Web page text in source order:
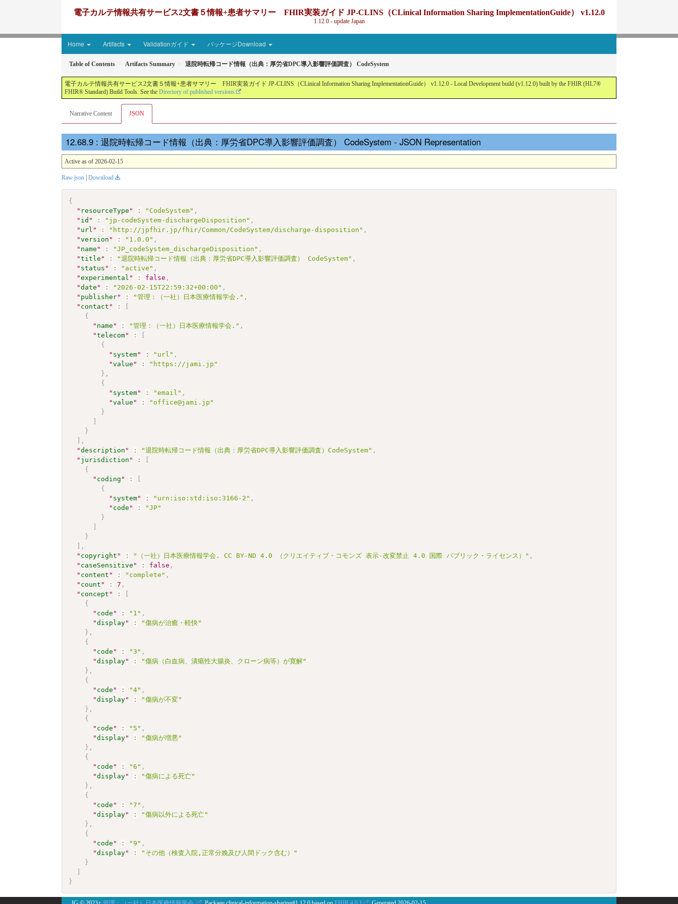
電子カルテ情報共有サービス2文書５情報+患者サマリー FHIR実装ガイド JP-CLINS（CLinical Information Sharing ImplementationGuide） v1.12.0
1.12.0 - update Japan
Home Artifacts Validationガイド パッケージDownload
Table of Contents Artifacts Summary 退院時転帰コード情報（出典：厚労省DPC導入影響評価調査） CodeSystem
電子カルテ情報共有サービス2文書５情報+患者サマリー FHIR実装ガイド JP-CLINS（CLinical Information Sharing ImplementationGuide） v1.12.0 - Local Development build (v1.12.0) built by the FHIR (HL7®
FHIR® Standard) Build Tools. See the Directory of published versions
Narrative Content JSON
: 退院時転帰コード情報（出典：厚労省DPC導入影響評価調査） CodeSystem - JSON Representation
Active as of 2026-02-15
Raw json | Download
{
" resourceType " : "CodeSystem" ,
" id " : "jp-codeSystem-dischargeDisposition" ,
" url " : "http://jpfhir.jp/fhir/Common/CodeSystem/discharge-disposition" ,
"version " : "1.0.0" ,
" name " : "JP_codeSystem_dischargeDisposition" ,
"title " : "退院時転帰コード情報（出典：厚労省DPC導入影響評価調査） CodeSystem" ,
" status " : "active" ,
"experimental " : false ,
"date " : "2026-02-15T22:59:32+00:00" ,
" publisher" : "管理：（一社）日本医療情報学会." ,
" contact " :
{
" name " : "管理：（一社）日本医療情報学会." ,
"telecom" :
{
" system" : "url" ,
"value " :
"https://jami.jp"
} ,
{
" system" : "email" ,
"value " :
"office@jami.jp"
}
}
,
"description " : "退院時転帰コード情報（出典：厚労省DPC導入影響評価調査）CodeSystem" ,
" jurisdiction " :
{
" coding " :
{
" system" : "urn:iso:std:iso:3166-2" ,
" code " :
"JP"
}
}
,
" copyright " : "（一社）日本医療情報学会. CC BY-ND 4.0 （クリエイティブ・コモンズ 表示-改変禁止 4.0 国際 パブリック・ライセンス）" ,
" caseSensitive " : false ,
" content " : "complete" ,
" count " : 7 ,
" concept " :
{
" code " : "1" ,
"display" :
"傷病が治癒・軽快"
} ,
{
" code " : "3" ,
"display" :
"傷病（白血病、潰瘍性大腸炎、クローン病等）が寛解"
} ,
{
" code " : "4" ,
"display" :
"傷病が不変"
} ,
{
" code " : "5" ,
"display" :
"傷病が増悪"
} ,
{
" code " : "6" ,
"display" :
"傷病による死亡"
} ,
{
" code " : "7" ,
"display" :
"傷病以外による死亡"
} ,
{
" code " : "9" ,
"display" :
"その他（検査入院,正常分娩及び人間ドック含む）"
}
}